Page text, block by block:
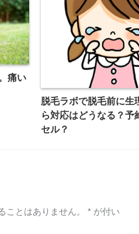
痛い
脱毛ラボで脱毛前に生
ら対応はどうなる？予
セル？
ことはありません。 *が付い